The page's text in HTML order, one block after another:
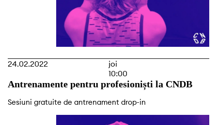
24.02.2022
joi
10:00
Antrenamente pentru profesioniști la CNDB
Sesiuni gratuite de antrenament drop-in